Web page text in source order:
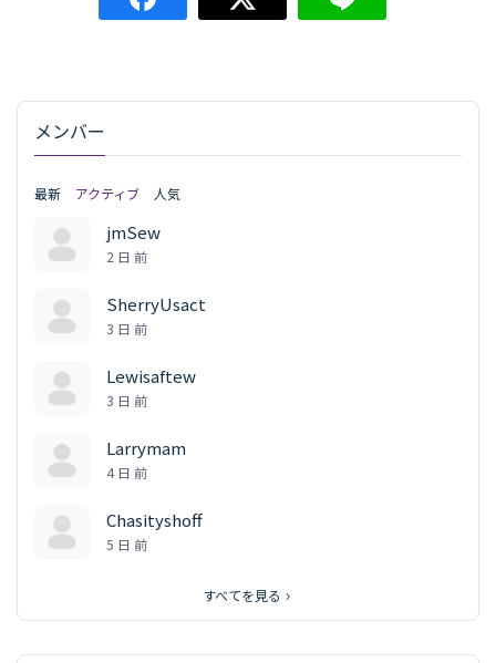
メンバー
最新 アクティブ 人気
jmSew
2 日 前
SherryUsact
3 日 前
Lewisaftew
3 日 前
Larrymam
4 日 前
Chasityshoff
5 日 前
すべてを見る